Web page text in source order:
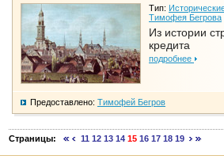
Тип:
Тимофея Бегрова
Из истории
кредита
подробнее
Предоставлено: Тимофей Бегров
Страницы: 11 12 13 14 15 16 17 18 19